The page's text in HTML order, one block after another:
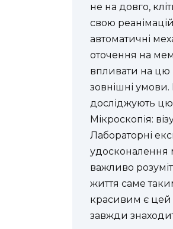
не на довго,
свою
автоматичні
оточення на
впливати на цю
зовнішні
досліджують цю
Мікроскопія:
Лабораторні
удосконалення
важливо
життя саме
красивим є
завжди